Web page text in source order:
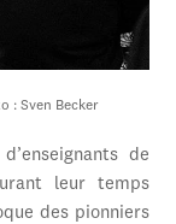
: Sven Becker
de
leur temps
des pionniers